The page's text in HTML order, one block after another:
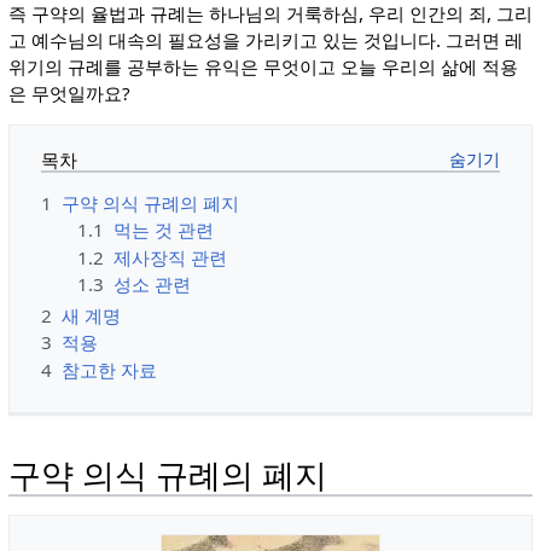
즉 구약의 율법과 규례는 하나님의 거룩하심, 우리 인간의 죄, 그리
고 예수님의 대속의 필요성을 가리키고 있는 것입니다. 그러면 레
위기의 규례를 공부하는 유익은 무엇이고 오늘 우리의 삶에 적용
은 무엇일까요?
목차
1 구약 의식 규례의 폐지
1.1 먹는 것 관련
1.2 제사장직 관련
1.3 성소 관련
2 새 계명
3 적용
4 참고한 자료
구약 의식 규례의 폐지